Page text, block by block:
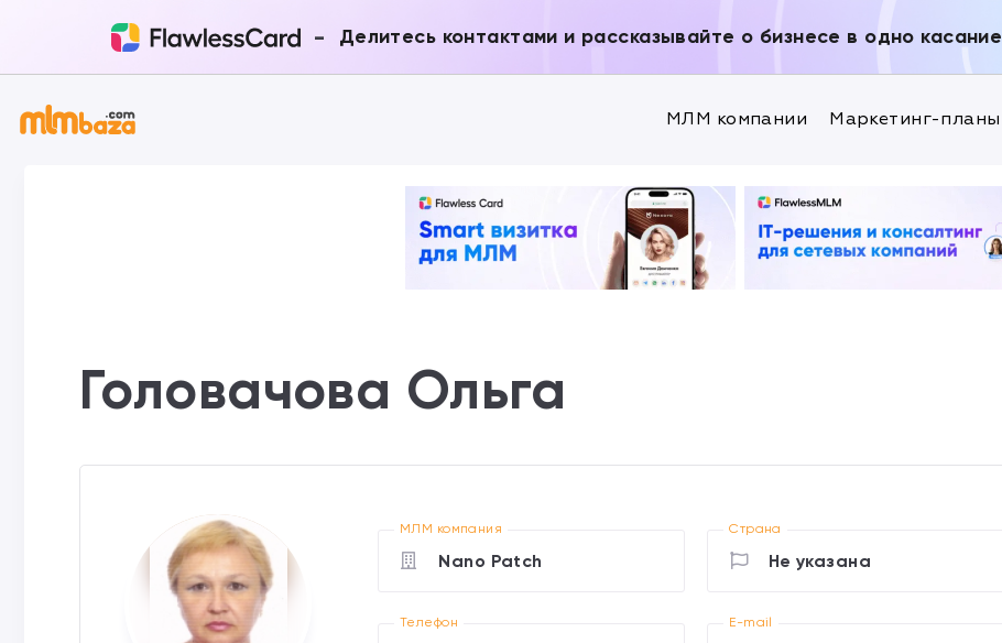
- Делитесь контактами и рассказывайте о бизнесе в одно касание
МЛМ компании Маркетинг-планы
Головачова Ольга
МЛМ компания
Nano Patch
Страна
Не указана
Телефон E-mail